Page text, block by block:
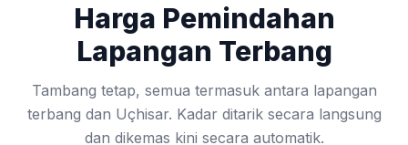
Harga Pemindahan
Lapangan Terbang
Tambang tetap, semua termasuk antara lapangan
terbang dan Uçhisar. Kadar ditarik secara langsung
dan dikemas kini secara automatik.